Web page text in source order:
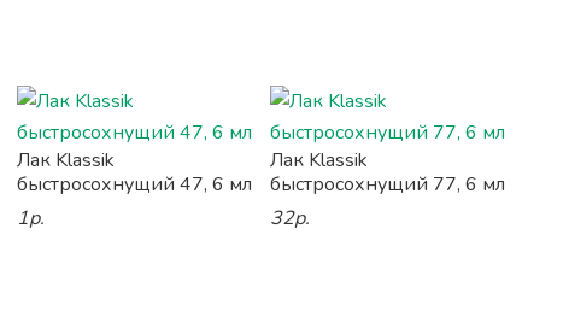
Лак Klassik
быстросохнущий 47, 6 мл
1р.
Лак Klassik
быстросохнущий 77, 6 мл
32р.